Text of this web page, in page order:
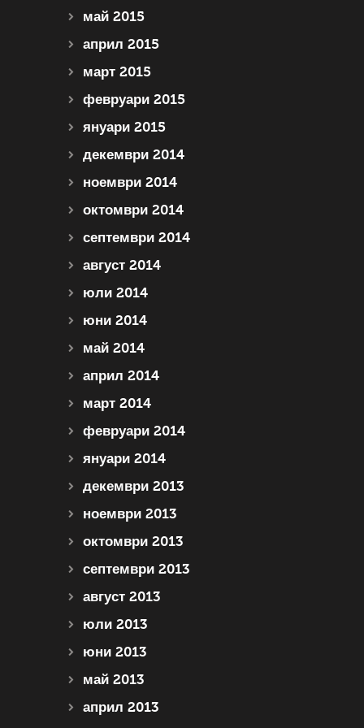
май 2015
април 2015
март 2015
февруари 2015
януари 2015
декември 2014
ноември 2014
октомври 2014
септември 2014
август 2014
юли 2014
юни 2014
май 2014
април 2014
март 2014
февруари 2014
януари 2014
декември 2013
ноември 2013
октомври 2013
септември 2013
август 2013
юли 2013
юни 2013
май 2013
април 2013